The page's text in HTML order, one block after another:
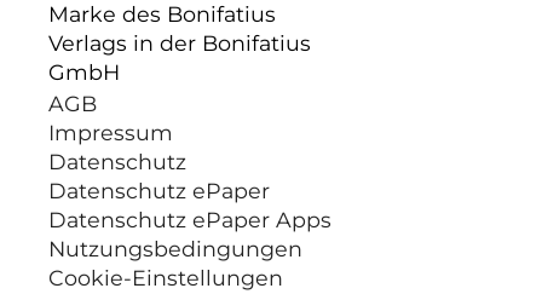
Marke des Bonifatius
Verlags in der Bonifatius
GmbH
AGB
Impressum
Datenschutz
Datenschutz ePaper
Datenschutz ePaper Apps
Nutzungsbedingungen
Cookie-Einstellungen